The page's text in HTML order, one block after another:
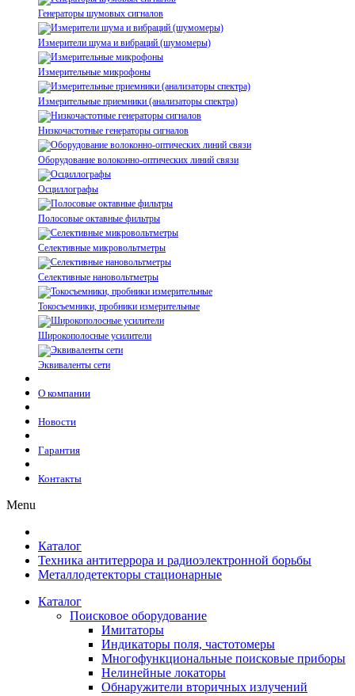
Генераторы шумовых сигналов
Измерители шума и вибраций (шумомеры)
Измерительные микрофоны
Измерительные приемники (анализаторы спектра)
Низкочастотные генераторы сигналов
Оборудование волоконно-оптических линий связи
Осциллографы
Полосовые октавные фильтры
Селективные микровольтметры
Селективные нановольтметры
Токосъемники, пробники измерительные
Широкополосные усилители
Эквиваленты сети
О компании
Новости
Гарантия
Контакты
Menu
Каталог
Техника антитеррора и радиоэлектронной борьбы
Металлодетекторы стационарные
Каталог
Поисковое оборудование
Имитаторы
Индикаторы поля, частотомеры
Многофункциональные поисковые приборы
Нелинейные локаторы
Обнаружители вторичных излучений